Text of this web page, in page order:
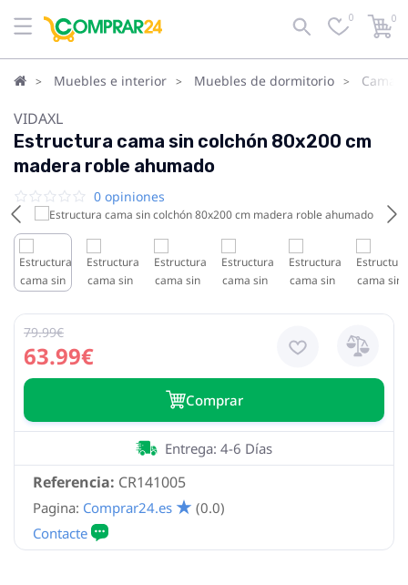
0 0
Muebles e interior Muebles de dormitorio Camas
VIDAXL
Estructura cama sin colchón 80x200 cm
madera roble ahumado
0 opiniones
63.99€
79.99€
Сomprar
Referencia: CR141005
Entrega: 4-6 Días
Pagina: Comprar24.es (0.0)